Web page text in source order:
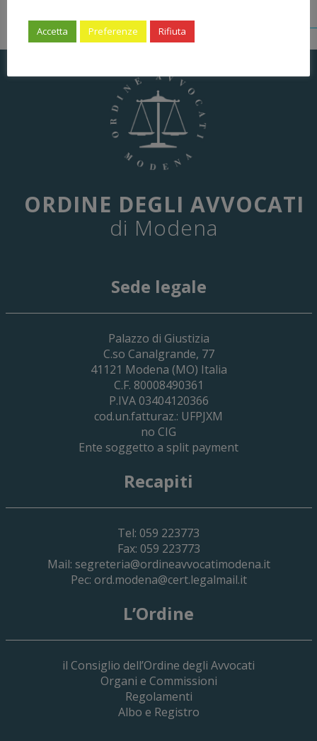
29 Giugno 2026
Cassa Forense – Elezioni Dei Delegati
2030
ORDINE DEGLI AVVOCATI
di Modena
Sede legale
Palazzo di Giustizia
C.so Canalgrande, 77
41121 Modena (MO) Italia
C.F. 80008490361
P.IVA 03404120366
cod.un.fatturaz.: UFPJXM
no CIG
Ente soggetto a split payment
Recapiti
Tel: 059 223773
Fax: 059 223773
Mail: segreteria@ordineavvocatimodena.it
Pec: ord.modena@cert.legalmail.it
L’Ordine
il Consiglio dell’Ordine degli Avvocati
Organi e Commissioni
Regolamenti
Albo e Registro
Accetta Preferenze Rifiuta